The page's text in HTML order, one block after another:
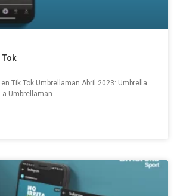
Tok
Tik Tok Umbrellaman Abril 2023: Umbrella
a Umbrellaman